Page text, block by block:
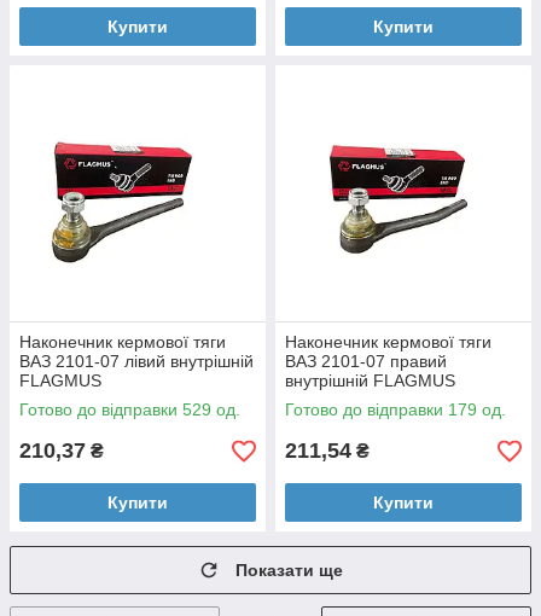
Купити Купити
Наконечник кермової тяги
ВАЗ 2101-07 лівий внутрішній
FLAGMUS
Готово до відправки 529 од.
210,37 ₴
Купити
Наконечник кермової тяги
ВАЗ 2101-07 правий
внутрішній FLAGMUS
Готово до відправки 179 од.
211,54 ₴
Купити
Показати ще